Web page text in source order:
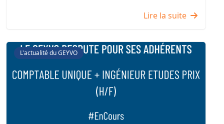
Lire la suite
L'actualité du GEYVO